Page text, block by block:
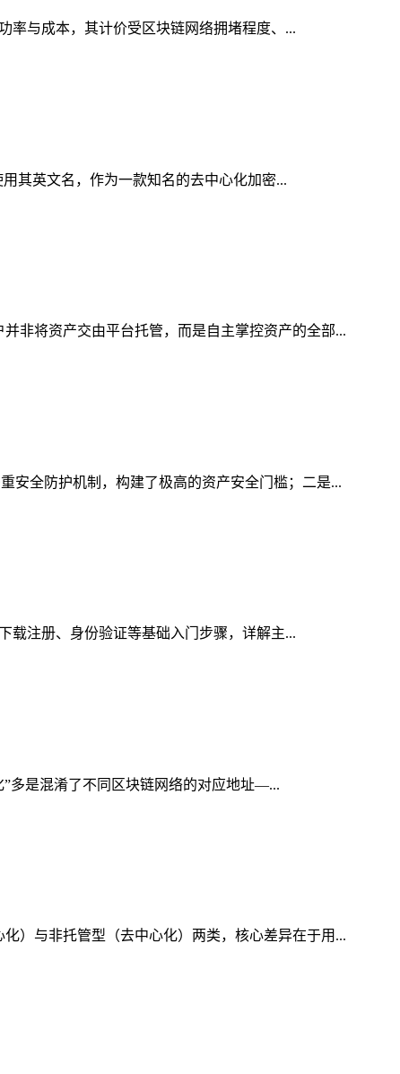
率与成本，其计价受区块链网络拥堵程度、...
其英文名，作为一款知名的去中心化加密...
非将资产交由平台托管，而是自主掌控资产的全部...
安全防护机制，构建了极高的资产安全门槛；二是...
载注册、身份验证等基础入门步骤，详解主...
”多是混淆了不同区块链网络的对应地址—...
）与非托管型（去中心化）两类，核心差异在于用...